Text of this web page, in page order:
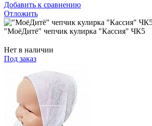
Добавить к сравнению
Отложить
"МоёДитё" чепчик кулирка "Кассия" ЧК5
Нет в наличии
Под заказ